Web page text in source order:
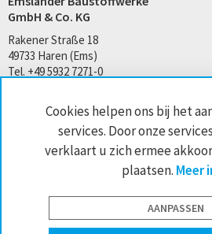
Cookies helpen ons bij het
services. Door onze
verklaart u zich ermee
plaatsen. Meer
AANPASSEN
GmbH & Co. KG
Rakener Straße 18
49733 Haren (Ems)
Tel. +49 5932 7271-0
www.emslaender.de